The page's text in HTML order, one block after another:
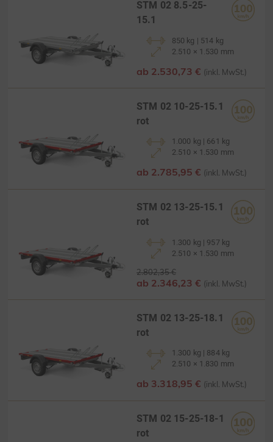
STM 02 8.5-25-
15.1
850 kg | 514 kg
2.510 × 1.530 mm
ab 2.530,73 € (inkl. MwSt.)
STM 02 10-25-15.1
rot
1.000 kg | 661 kg
2.510 × 1.530 mm
ab 2.785,95 € (inkl. MwSt.)
STM 02 13-25-15.1
rot
1.300 kg | 957 kg
2.510 × 1.530 mm
2.802,35 €
ab 2.346,23 € (inkl. MwSt.)
STM 02 13-25-18.1
rot
1.300 kg | 884 kg
2.510 × 1.830 mm
ab 3.318,95 € (inkl. MwSt.)
STM 02 15-25-18-1
rot